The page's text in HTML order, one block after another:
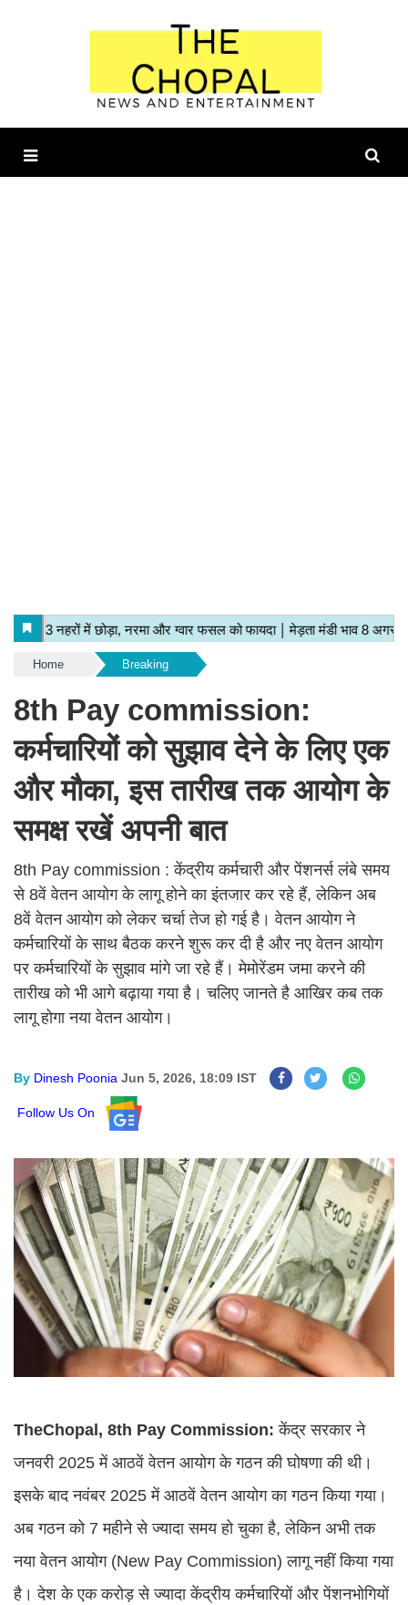
Home Breaking
8th Pay commission:
कर्मचारियों को सुझाव देने के लिए एक
और मौका, इस तारीख तक आयोग के
समक्ष रखें अपनी बात
8th Pay commission : केंद्रीय कर्मचारी और पेंशनर्स लंबे समय
से 8वें वेतन आयोग के लागू होने का इंतजार कर रहे हैं, लेकिन अब
8वें वेतन आयोग को लेकर चर्चा तेज हो गई है। वेतन आयोग ने
कर्मचारियों के साथ बैठक करने शुरू कर दी है और नए वेतन आयोग
पर कर्मचारियों के सुझाव मांगे जा रहे हैं। मेमोरेंडम जमा करने की
तारीख को भी आगे बढ़ाया गया है। चलिए जानते है आखिर कब तक
लागू होगा नया वेतन आयोग।
By Dinesh Poonia Jun 5, 2026, 18:09 IST
Follow Us On
TheChopal, 8th Pay Commission:केंद्र सरकार ने
जनवरी 2025 में आठवें वेतन आयोग के गठन की घोषणा की थी।
इसके बाद नवंबर 2025 में आठवें वेतन आयोग का गठन किया गया।
अब गठन को 7 महीने से ज्यादा समय हो चुका है, लेकिन अभी तक
नया वेतन आयोग (New Pay Commission) लागू नहीं किया गया
है। देश के एक करोड़ से ज्यादा केंद्रीय कर्मचारियों और पेंशनभोगियों